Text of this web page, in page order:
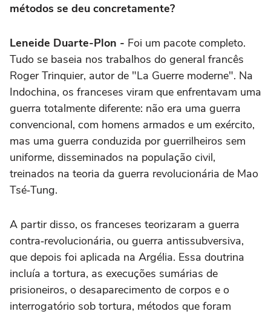
métodos se deu concretamente?
Leneide Duarte-Plon - Foi um pacote completo.
Tudo se baseia nos trabalhos do general francês
Roger Trinquier, autor de "La Guerre moderne". Na
Indochina, os franceses viram que enfrentavam uma
guerra totalmente diferente: não era uma guerra
convencional, com homens armados e um exército,
mas uma guerra conduzida por guerrilheiros sem
uniforme, disseminados na população civil,
treinados na teoria da guerra revolucionária de Mao
Tsé‑Tung.
A partir disso, os franceses teorizaram a guerra
contra‑revolucionária, ou guerra antissubversiva,
que depois foi aplicada na Argélia. Essa doutrina
incluía a tortura, as execuções sumárias de
prisioneiros, o desaparecimento de corpos e o
interrogatório sob tortura, métodos que foram